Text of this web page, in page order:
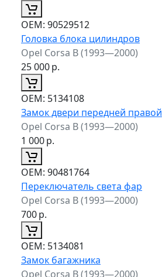
ОЕМ: 90529512
Головка блока цилиндров
Opel Corsa B (1993—2000)
25 000р.
ОЕМ: 5134108
Замок двери передней правой
Opel Corsa B (1993—2000)
1 000р.
ОЕМ: 90481764
Переключатель света фар
Opel Corsa B (1993—2000)
700р.
ОЕМ: 5134081
Замок багажника
Opel Corsa B (1993—2000)